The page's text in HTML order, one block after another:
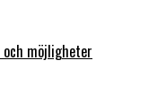
och möjligheter